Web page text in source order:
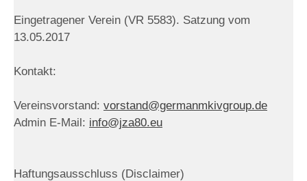
Eingetragener Verein (VR 5583). Satzung vom
13.05.2017
Kontakt:
Vereinsvorstand: vorstand@germanmkivgroup.de
Admin E-Mail: info@jza80.eu
Haftungsausschluss (Disclaimer)